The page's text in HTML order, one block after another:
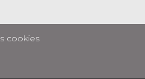
cookies